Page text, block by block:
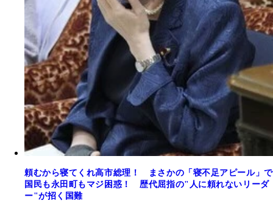
頼むから寝てくれ高市総理！ まさかの「寝不足アピール」で
国民も永田町もマジ困惑！ 歴代屈指の"人に頼れないリーダ
ー"が招く国難